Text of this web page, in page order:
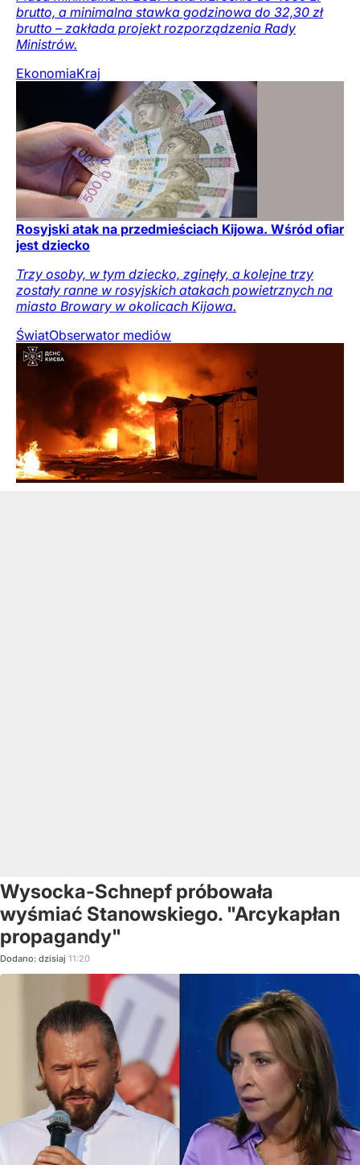
brutto, a minimalna stawka godzinowa do 32,30 zł
brutto – zakłada projekt rozporządzenia Rady
Ministrów.
EkonomiaKraj
Rosyjski atak na przedmieściach Kijowa. Wśród ofiar
jest dziecko
Trzy osoby, w tym dziecko, zginęły, a kolejne trzy
zostały ranne w rosyjskich atakach powietrznych na
miasto Browary w okolicach Kijowa.
ŚwiatObserwator mediów
Wysocka-Schnepf próbowała
wyśmiać Stanowskiego. "Arcykapłan
propagandy"
Dodano: dzisiaj 11:20